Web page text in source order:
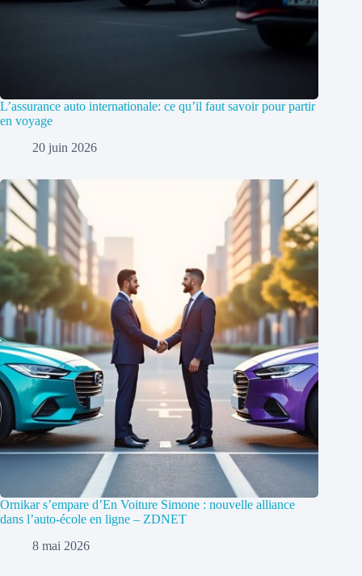
L’assurance auto internationale: ce qu’il faut savoir pour partir
en voyage
20 juin 2026
Ornikar s’empare d’En Voiture Simone : nouvelle alliance
dans l’auto-école en ligne – ZDNET
8 mai 2026